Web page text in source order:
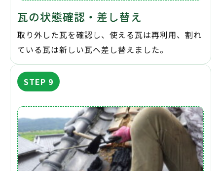
瓦の状態確認・差し替え
取り外した瓦を確認し、使える瓦は再利用、割れ
ている瓦は新しい瓦へ差し替えました。
STEP 9